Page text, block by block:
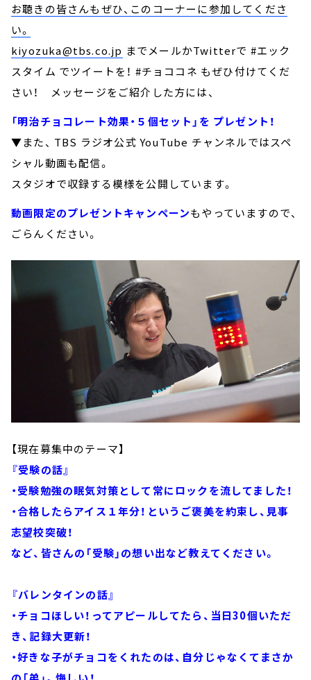
お聴きの皆さんもぜひ、このコーナーに参加してくださ
い。
kiyozuka@tbs.co.jp までメールかTwitterで #エック
スタイム でツイートを！ #チョココネ もぜひ付けてくだ
さい！ メッセージをご紹介した方には、
「明治チョコレート効果・５個セット」を プレゼント！
▼また、 TBS ラジオ公式 YouTube チャンネルではスペ
シャル動画も配信。
スタジオで収録する模様を公開しています。
動画限定のプレゼントキャンペーンもやっていますので、
ごらんください。
【現在募集中のテーマ】
『受験の話』
・受験勉強の眠気対策として常にロックを流してました！
・合格したらアイス１年分！というご褒美を約束し、見事
志望校突破！
など、皆さんの「受験」の想い出など教えてください。
『バレンタインの話』
・チョコほしい！ってアピールしてたら、当日30個いただ
き、記録大更新！
・好きな子がチョコをくれたのは、自分じゃなくてまさか